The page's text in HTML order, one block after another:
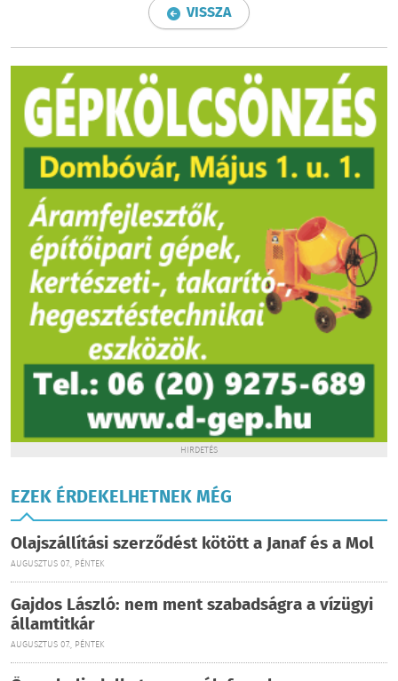
VISSZA
HIRDETÉS
EZEK ÉRDEKELHETNEK MÉG
Olajszállítási szerződést kötött a Janaf és a Mol
AUGUSZTUS 07., PÉNTEK
Gajdos László: nem ment szabadságra a vízügyi
államtitkár
AUGUSZTUS 07., PÉNTEK